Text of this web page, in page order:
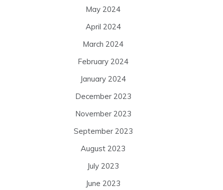
May 2024
April 2024
March 2024
February 2024
January 2024
December 2023
November 2023
September 2023
August 2023
July 2023
June 2023